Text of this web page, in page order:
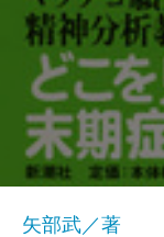
矢部武／著